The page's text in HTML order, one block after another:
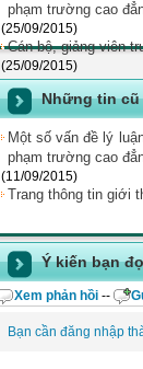
phạm trường cao
(25/09/2015)
Cán bộ, giảng viên
(25/09/2015)
Những tin
Một số vấn đề lý
phạm trường cao
(11/09/2015)
Trang thông tin giới
Ý kiến bạn
Xem phản hồi --
Bạn cần đăng nhập